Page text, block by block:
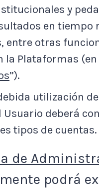
y
en tiempo
entre otras
la Plataformas
”).
utilización
Usuario deberá
tipos de cuentas.
de
podrá